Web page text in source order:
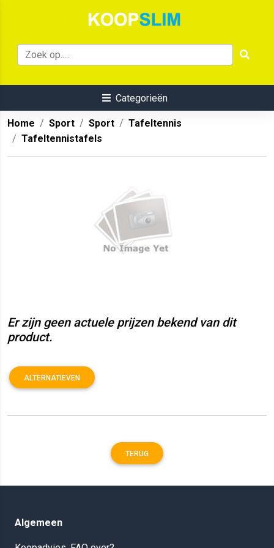
Categorieën
Home Sport Sport
Tafeltennis
Tafeltennistafels
Er zijn geen actuele prijzen bekend van dit
product.
ALTERNATIEVEN
TERUG
Algemeen